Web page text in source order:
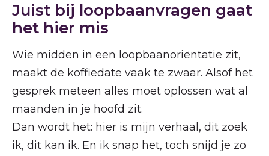
Juist bij loopbaanvragen gaat
het hier mis
Wie midden in een loopbaanoriëntatie zit,
maakt de koffiedate vaak te zwaar. Alsof het
gesprek meteen alles moet oplossen wat al
maanden in je hoofd zit.
Dan wordt het: hier is mijn verhaal, dit zoek
ik, dit kan ik. En ik snap het, toch snijd je zo